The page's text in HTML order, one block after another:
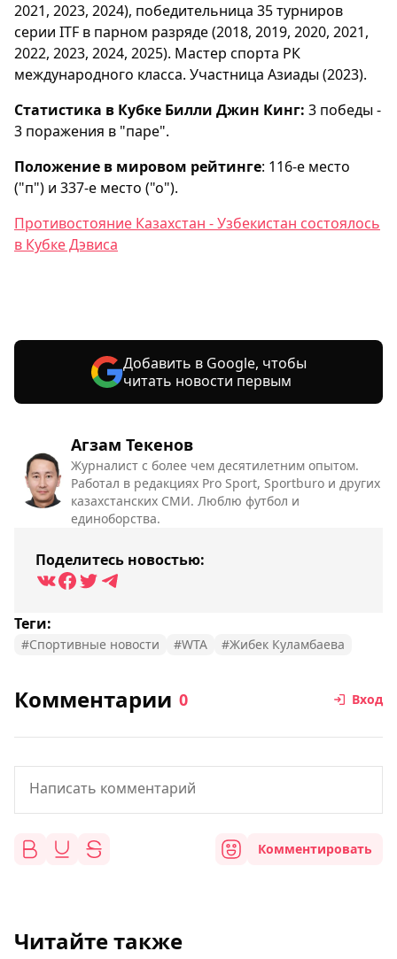
Агзам Текенов
Журналист с более чем десятилетним опытом.
Работал в редакциях Pro Sport, Sportburo и других
казахстанских СМИ. Люблю футбол и
единоборства.
Поделитесь новостью:
Теги:
#Спортивные новости #WTA #Жибек Куламбаева
2021, 2023, 2024), победительница 35 турниров
серии ITF в парном разряде (2018, 2019, 2020, 2021,
2022, 2023, 2024, 2025). Мастер спорта РК
международного класса. Участница Азиады (2023).
Статистика в Кубке Билли Джин Кинг: 3 победы -
3 поражения в "паре".
Положение в мировом рейтинге: 116-е место
("п") и 337-е место ("о").
Противостояние Казахстан - Узбекистан состоялось
в Кубке Дэвиса
Добавить в Google, чтобы
читать новости первым
Комментарии 0 Вход
Комментировать
Читайте также